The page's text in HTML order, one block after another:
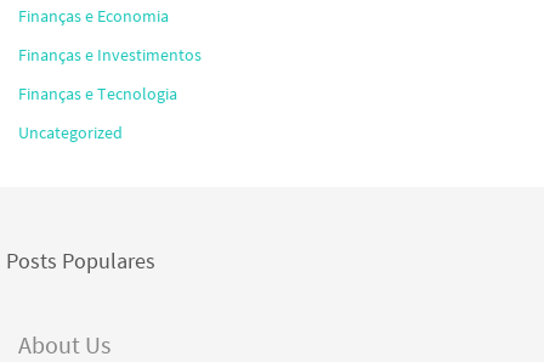
Finanças e Economia
Finanças e Investimentos
Finanças e Tecnologia
Uncategorized
Posts Populares
About Us